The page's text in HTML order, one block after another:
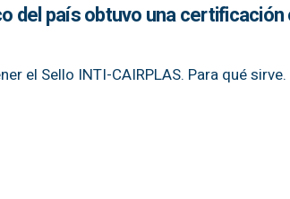
del país obtuvo una certificación
el Sello INTI-CAIRPLAS. Para qué sirve.